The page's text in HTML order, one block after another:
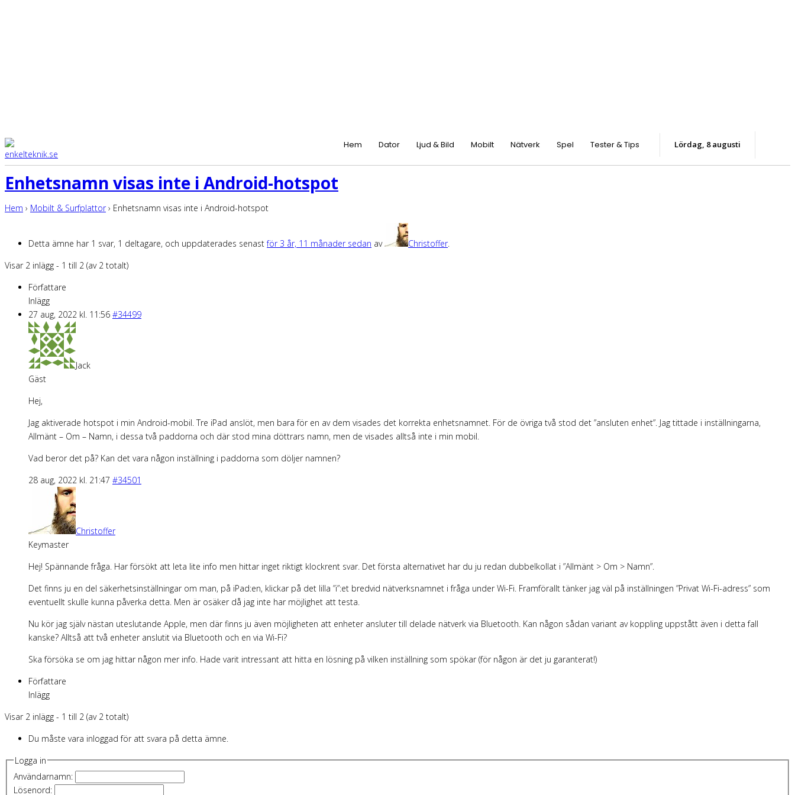
Hem Dator Ljud & Bild Mobilt Nätverk Spel Tester & Tips lördag, 8 augusti
Enhetsnamn visas inte i Android-hotspot
Hem › Mobilt & Surfplattor › Enhetsnamn visas inte i Android-hotspot
Detta ämne har 1 svar, 1 deltagare, och uppdaterades senastför 3 år, 11 månader sedan av Christoffer.
Visar 2 inlägg - 1 till 2 (av 2 totalt)
Författare
Inlägg
27 aug, 2022 kl. 11:56 #34499
Jack
Gäst
Hej,
Jag aktiverade hotspot i min Android-mobil. Tre iPad anslöt, men bara för en av dem visades det korrekta enhetsnamnet. För de övriga två stod det ”ansluten enhet”. Jag tittade i inställningarna,
Allmänt – Om – Namn, i dessa två paddorna och där stod mina döttrars namn, men de visades alltså inte i min mobil.
Vad beror det på? Kan det vara någon inställning i paddorna som döljer namnen?
28 aug, 2022 kl. 21:47 #34501
Christoffer
Keymaster
Hej! Spännande fråga. Har försökt att leta lite info men hittar inget riktigt klockrent svar. Det första alternativet har du ju redan dubbelkollat i ”Allmänt > Om > Namn”.
Det finns ju en del säkerhetsinställningar om man, på iPad:en, klickar på det lilla ”i”:et bredvid nätverksnamnet i fråga under Wi-Fi. Framförallt tänker jag väl på inställningen ”Privat Wi-Fi-adress” som
eventuellt skulle kunna påverka detta. Men är osäker då jag inte har möjlighet att testa.
Nu kör jag själv nästan uteslutande Apple, men där finns ju även möjligheten att enheter ansluter till delade nätverk via Bluetooth. Kan någon sådan variant av koppling uppstått även i detta fall
kanske? Alltså att två enheter anslutit via Bluetooth och en via Wi-Fi?
Ska försöka se om jag hittar någon mer info. Hade varit intressant att hitta en lösning på vilken inställning som spökar (för någon är det ju garanterat!)
Författare
Inlägg
Visar 2 inlägg - 1 till 2 (av 2 totalt)
Du måste vara inloggad för att svara på detta ämne.
Logga in
Användarnamn:
Lösenord: